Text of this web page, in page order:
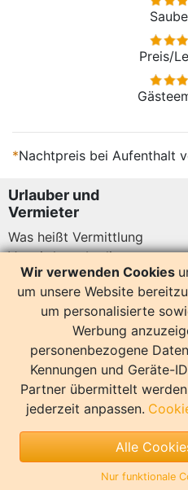
Preis/
*Nachtpreis bei Aufenthalt
Urlauber und
Vermieter
Was heißt Vermittlung
Vermittlungsbedingungen
Datenschutz
Kundenbewertungen
14160 Bewertungen
Copyright Impressum
Copyright by InterDomizil
Wir verwenden Cookies
um unsere Website
um personalisierte
Werbung
personenbezogene
Kennungen und Geräte-
Partner übermittelt
jederzeit anpassen.
Alle
Nur funktionale